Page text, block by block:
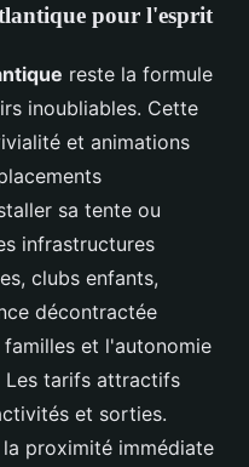
pour l'esprit
reste la formule
inoubliables. Cette
et animations
sa tente ou
infrastructures
clubs enfants,
décontractée
et l'autonomie
Les tarifs attractifs
et sorties.
proximité immédiate